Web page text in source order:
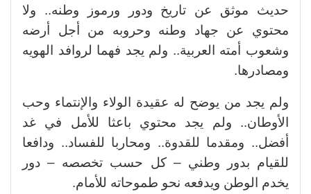
حديث موثق عن تاريخ ودور ورموز وطنه.. ولا
محتوي عن جهاد وطنه وحروبه من أجل أرضه
وشعوب أمته العربية.. ولم يجد فهما لروافد الهويه
ومصادرها.
ولم يجد من يوضح له عقيدة الولاء والإنتماء وحب
الأوطان.. ولم يجد محتوي باعثا للأمل في غد
أفضل.. ومقدما للقدوة.. ومحاربا للفساد.. ودافعا
للقيام بدور وطني – كل حسب تخصصه – دور
يخدم الوطن ويدفعه نحو طموحاته للأمام.